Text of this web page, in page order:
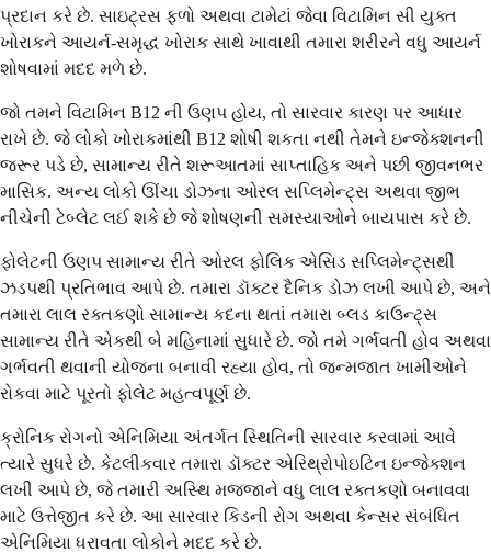
પ્રદાન કરે છે. સાઇટ્રસ ફળો અથવા ટામેટાં જેવા વિટામિન સી યુક્ત
ખોરાકને આયર્ન-સમૃદ્ધ ખોરાક સાથે ખાવાથી તમારા શરીરને વધુ આયર્ન
શોષવામાં મદદ મળે છે.
જો તમને વિટામિન B12 ની ઉણપ હોય, તો સારવાર કારણ પર આધાર
રાખે છે. જે લોકો ખોરાકમાંથી B12 શોષી શકતા નથી તેમને ઇન્જેક્શનની
જરૂર પડે છે, સામાન્ય રીતે શરૂઆતમાં સાપ્તાહિક અને પછી જીવનભર
માસિક. અન્ય લોકો ઊંચા ડોઝના ઓરલ સપ્લિમેન્ટ્સ અથવા જીભ
નીચેની ટેબ્લેટ લઈ શકે છે જે શોષણની સમસ્યાઓને બાયપાસ કરે છે.
ફોલેટની ઉણપ સામાન્ય રીતે ઓરલ ફોલિક એસિડ સપ્લિમેન્ટ્સથી
ઝડપથી પ્રતિભાવ આપે છે. તમારા ડૉક્ટર દૈનિક ડોઝ લખી આપે છે, અને
તમારા લાલ રક્તકણો સામાન્ય કદના થતાં તમારા બ્લડ કાઉન્ટ્સ
સામાન્ય રીતે એકથી બે મહિનામાં સુધારે છે. જો તમે ગર્ભવતી હોવ અથવા
ગર્ભવતી થવાની યોજના બનાવી રહ્યા હોવ, તો જન્મજાત ખામીઓને
રોકવા માટે પૂરતો ફોલેટ મહત્વપૂર્ણ છે.
ક્રોનિક રોગનો એનિમિયા અંતર્ગત સ્થિતિની સારવાર કરવામાં આવે
ત્યારે સુધરે છે. કેટલીકવાર તમારા ડૉક્ટર એરિથ્રોપોઇટિન ઇન્જેક્શન
લખી આપે છે, જે તમારી અસ્થિ મજ્જાને વધુ લાલ રક્તકણો બનાવવા
માટે ઉત્તેજીત કરે છે. આ સારવાર કિડની રોગ અથવા કેન્સર સંબંધિત
એનિમિયા ધરાવતા લોકોને મદદ કરે છે.